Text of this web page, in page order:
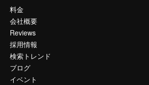
料金
会社概要
Reviews
採用情報
検索トレンド
ブログ
イベント